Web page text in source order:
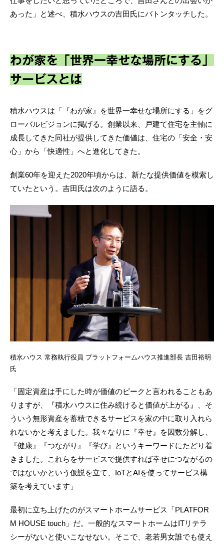
あった」と述べ、積水ハウスの吉田氏にバトンタッチした。
わが家を「世界一幸せな場所にする」
サービスとは
積水ハウスは「『わが家』を世界一幸せな場所にする」をグ
ローバルビジョンに掲げる。創業以来、戸建て住宅を主軸に
成長してきた同社が提供してきた価値は、住宅の「安全・安
心」から「快適性」へと進化してきた。
創業60年を迎えた2020年頃からは、新たな提供価値を模索し
ていたという。吉田氏は次のように語る。
積水ハウス 常務執行役員 プラットフォームハウス推進部長 吉田裕明
氏
「固定資産は手にした時が価値のピークと言われることもあ
りますが、『積水ハウスに住み続けると価値が上がる』、そ
ういう無形資産を蓄積できるサービスを家の中に取り入れら
れないかと考えました。我々なりに『幸せ』を因数分解し、
『健康』『つながり』『学び』というキーワードにたどり着
きました。これらをサービスで提供すれば幸せにつながるの
ではないかという仮説を立て、IoTとAIを使ってサービス構
築を考えています」
最初に立ち上げたのがスマートホームサービス「PLATFOR
M HOUSE touch」だ。一般的なスマートホームはITリテラ
シーがないと使いこなせない。そこで、老若男女誰でも使え